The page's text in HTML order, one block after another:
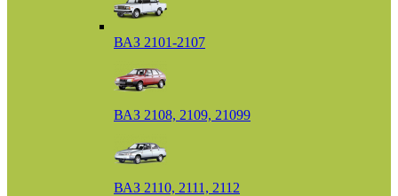
ВАЗ 2101-2107
ВАЗ 2108, 2109, 21099
ВАЗ 2110, 2111, 2112